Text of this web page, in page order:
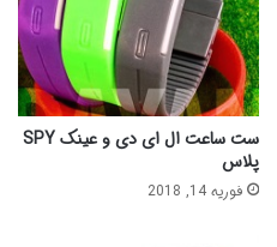
ست ساعت ال ای دی و عینک SPY
پلاس
فوریه 14, 2018